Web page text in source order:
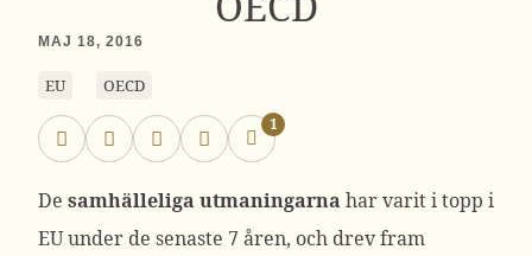
MAJ 18, 2016
EU OECD
1
De samhälleliga utmaningarna har varit i topp i
EU under de senaste 7 åren, och drev fram